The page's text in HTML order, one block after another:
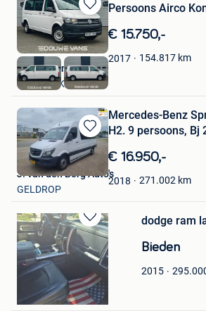
Bewaren
in
Mijn
Favorieten
Persoons Airco
€ 15.750,-
2017 154.817 km
Douwe Vans B.V.
SPAUBEEK
Bewaren
in
Mijn
Favorieten
Mercedes-Benz
H2. 9 persoons, Bj
€ 16.950,-
2018 271.002 km
J. van den Berg Auto's
GELDROP
Bewaren
in
Mijn
Favorieten
dodge ram
Bieden
2015
Dillen simons
Lanaken